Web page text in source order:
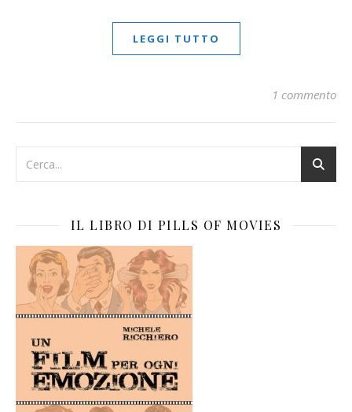
LEGGI TUTTO
1 commento
IL LIBRO DI PILLS OF MOVIES